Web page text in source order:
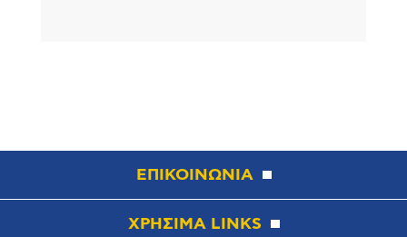
ΕΠΙΚΟΙΝΩΝΙΑ
ΧΡΗΣΙΜΑ LINKS